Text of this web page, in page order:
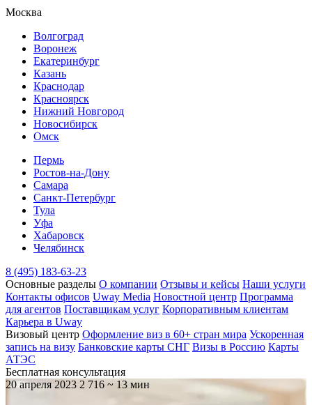
Москва
Волгоград
Воронеж
Екатеринбург
Казань
Краснодар
Красноярск
Нижний Новгород
Новосибирск
Омск
Пермь
Ростов-на-Дону
Самара
Санкт-Петербург
Тула
Уфа
Хабаровск
Челябинск
8 (495) 183-63-23
Основные разделы О компании Отзывы и кейсы Наши услуги
Контакты офисов Uway Media Новостной центр Программа
для агентов Поставщикам услуг Корпоративным клиентам
Карьера в Uway
Визовый центр Оформление виз в 60+ стран мира Ускоренная
запись на визу Банковские карты СНГ Визы в Россию Карты
АТЭС
Бесплатная консультация
20 апреля 2023 2 716 ~ 13 мин